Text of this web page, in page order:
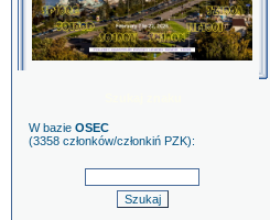
W bazie OSEC
(3358 członków/członkiń PZK):